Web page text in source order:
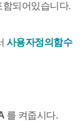
함되어있습니다.
사용자정의함수
를 켜줍시다.